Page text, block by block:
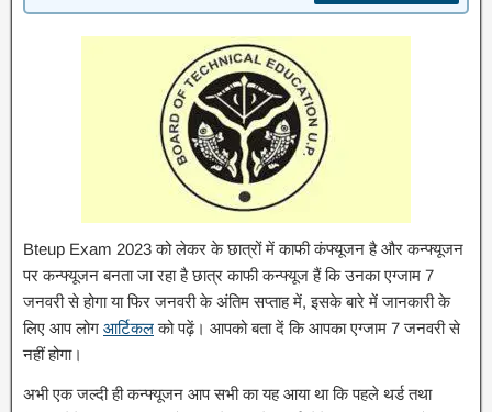
Bteup Exam 2023 को लेकर के छात्रों में काफी कंफ्यूजन है और कन्फ्यूजन
पर कन्फ्यूजन बनता जा रहा है छात्र काफी कन्फ्यूज हैं कि उनका एग्जाम 7
जनवरी से होगा या फिर जनवरी के अंतिम सप्ताह में, इसके बारे में जानकारी के
लिए आप लोग आर्टिकलको पढ़ें। आपको बता दें कि आपका एग्जाम 7 जनवरी से
नहीं होगा।
अभी एक जल्दी ही कन्फ्यूजन आप सभी का यह आया था कि पहले थर्ड तथा